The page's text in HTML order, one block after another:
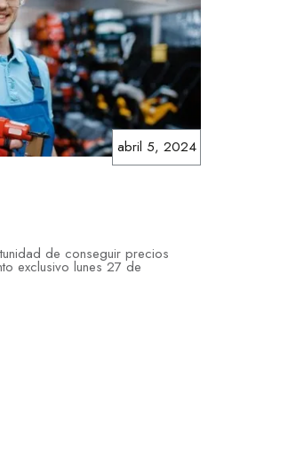
abril 5, 2024
de conseguir precios
exclusivo lunes 27 de